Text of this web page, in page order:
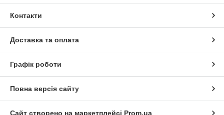
Контакти
Доставка та оплата
Графік роботи
Повна версія сайту
Сайт створено на маркетплейсі Prom.ua